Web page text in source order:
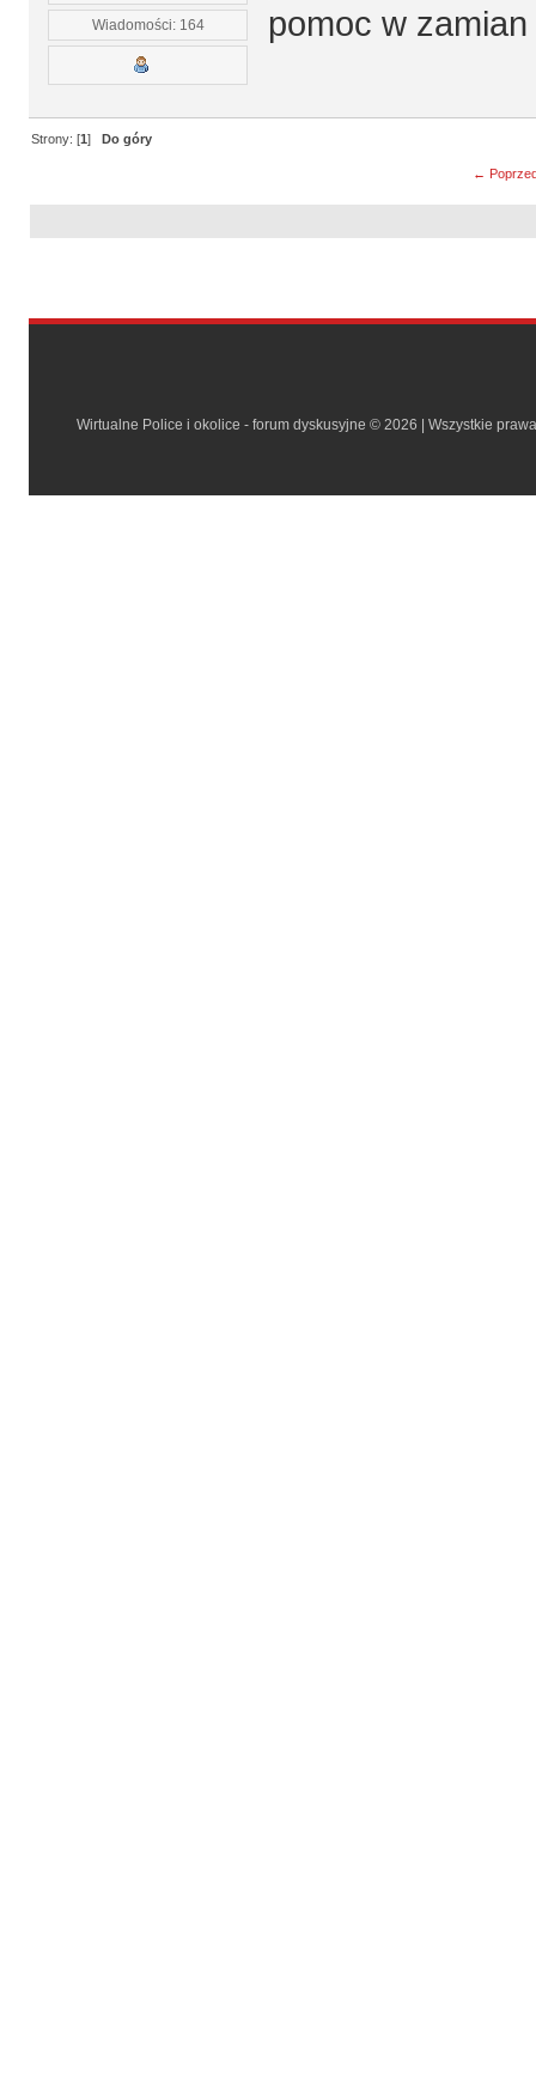
Wiadomości: 164
pomoc w
Strony: [1] Do góry
←
Wirtualne Police i okolice - forum dyskusyjne © 2026 | Wszystkie